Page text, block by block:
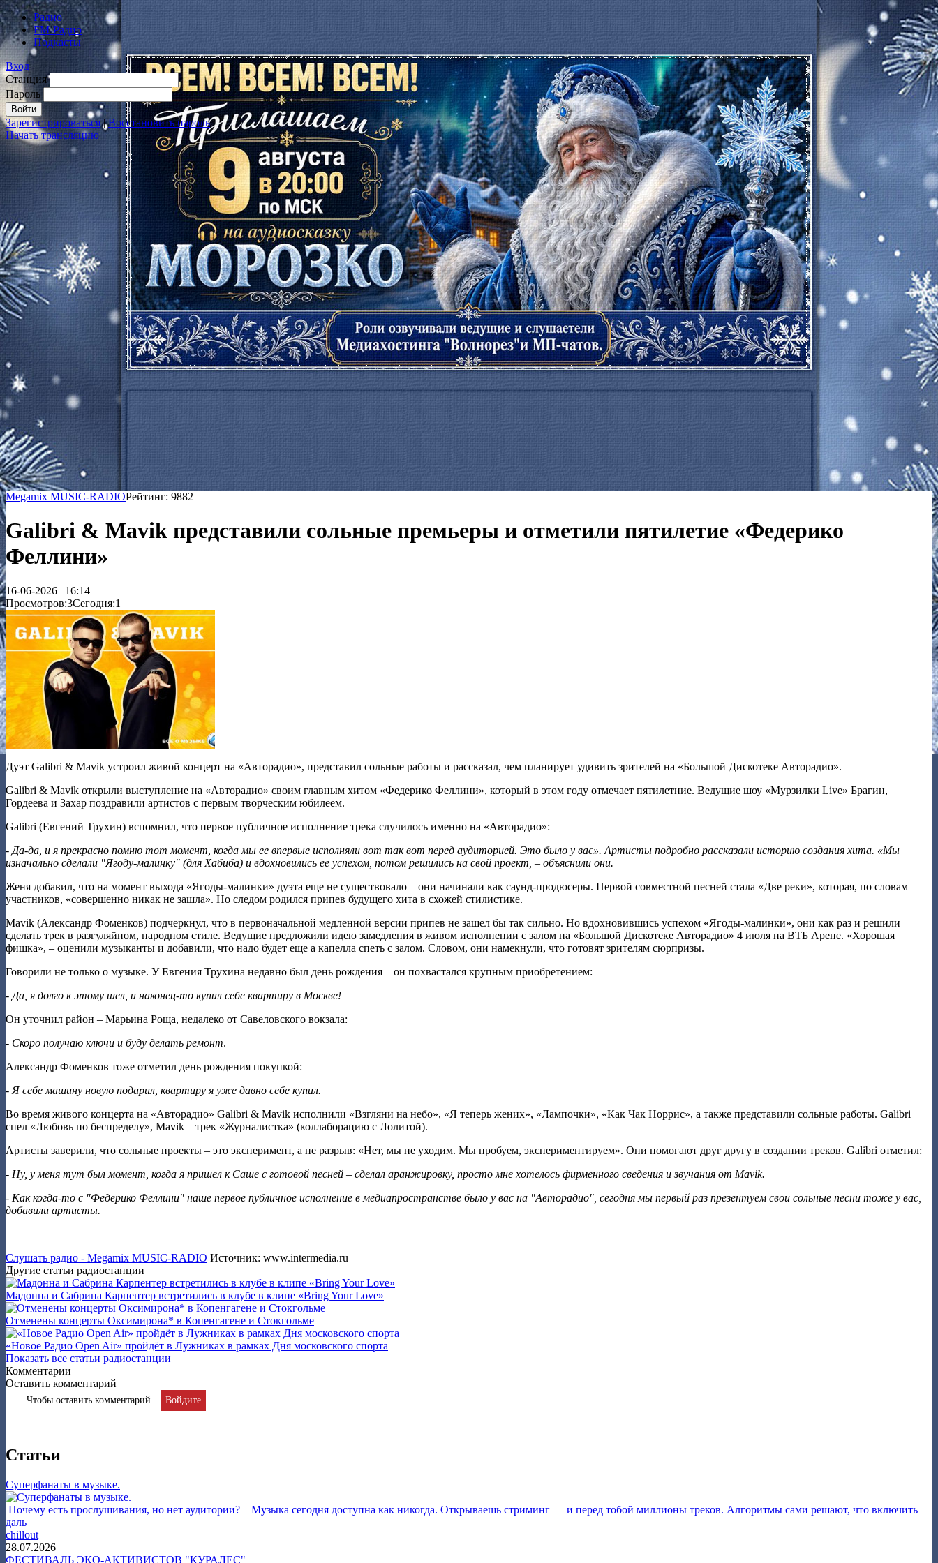
Радио
FM-Радио
Подкасты
Вход
Станция
Пароль
Зарегистрироваться|Восстановить пароль
Начать трансляцию
Megamix MUSIC-RADIOРейтинг: 9882
Galibri & Mavik представили сольные премьеры и отметили пятилетие «Федерико
Феллини»
16-06-2026 | 16:14
Просмотров:3Сегодня:1
Дуэт Galibri & Mavik устроил живой концерт на «Авторадио», представил сольные работы и рассказал, чем планирует удивить зрителей на «Большой Дискотеке Авторадио».
Galibri & Mavik открыли выступление на «Авторадио» своим главным хитом «Федерико Феллини», который в этом году отмечает пятилетние. Ведущие шоу «Мурзилки Live» Брагин,
Гордеева и Захар поздравили артистов с первым творческим юбилеем.
Galibri (Евгений Трухин) вспомнил, что первое публичное исполнение трека случилось именно на «Авторадио»:
- Да-да, и я прекрасно помню тот момент, когда мы ее впервые исполняли вот так вот перед аудиторией. Это было у вас». Артисты подробно рассказали историю создания хита. «Мы
изначально сделали "Ягоду-малинку" (для Хабиба) и вдохновились ее успехом, потом решились на свой проект, – объяснили они.
Женя добавил, что на момент выхода «Ягоды-малинки» дуэта еще не существовало – они начинали как саунд-продюсеры. Первой совместной песней стала «Две реки», которая, по словам
участников, «совершенно никак не зашла». Но следом родился припев будущего хита в схожей стилистике.
Mavik (Александр Фоменков) подчеркнул, что в первоначальной медленной версии припев не зашел бы так сильно. Но вдохновившись успехом «Ягоды-малинки», они как раз и решили
сделать трек в разгуляйном, народном стиле. Ведущие предложили идею замедления в живом исполнении с залом на «Большой Дискотеке Авторадио» 4 июля на ВТБ Арене. «Хорошая
фишка», – оценили музыканты и добавили, что надо будет еще а капелла спеть с залом. Словом, они намекнули, что готовят зрителям сюрпризы.
Говорили не только о музыке. У Евгения Трухина недавно был день рождения – он похвастался крупным приобретением:
- Да, я долго к этому шел, и наконец-то купил себе квартиру в Москве!
Он уточнил район – Марьина Роща, недалеко от Савеловского вокзала:
- Скоро получаю ключи и буду делать ремонт.
Александр Фоменков тоже отметил день рождения покупкой:
- Я себе машину новую подарил, квартиру я уже давно себе купил.
Во время живого концерта на «Авторадио» Galibri & Mavik исполнили «Взгляни на небо», «Я теперь жених», «Лампочки», «Как Чак Норрис», а также представили сольные работы. Galibri
спел «Любовь по беспределу», Mavik – трек «Журналистка» (коллаборацию с Лолитой).
Артисты заверили, что сольные проекты – это эксперимент, а не разрыв: «Нет, мы не уходим. Мы пробуем, экспериментируем». Они помогают друг другу в создании треков. Galibri отметил:
- Ну, у меня тут был момент, когда я пришел к Саше с готовой песней – сделал аранжировку, просто мне хотелось фирменного сведения и звучания от Mavik.
- Как когда-то с "Федерико Феллини" наше первое публичное исполнение в медиапространстве было у вас на "Авторадио", сегодня мы первый раз презентуем свои сольные песни тоже у вас, –
добавили артисты.
Слушать радио - Megamix MUSIC-RADIO Источник: www.intermedia.ru
Другие статьи радиостанции
Мадонна и Сабрина Карпентер встретились в клубе в клипе «Bring Your Love»
Отменены концерты Оксимирона* в Копенгагене и Стокгольме
«Новое Радио Open Air» пройдёт в Лужниках в рамках Дня московского спорта
Показать все статьи радиостанции
Комментарии
Оставить комментарий
Чтобы оставить комментарий Войдите
Статьи
Суперфанаты в музыке.
Почему есть прослушивания, но нет аудитории? Музыка сегодня доступна как никогда. Открываешь стриминг — и перед тобой миллионы треков. Алгоритмы сами решают, что включить
даль
chillout
28.07.2026
ФЕСТИВАЛЬ ЭКО-АКТИВИСТОВ "КУРАЛЕС"